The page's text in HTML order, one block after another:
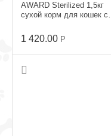
AWARD Sterilized 1,5кг
сухой корм для кошек с
1 420.00 Р